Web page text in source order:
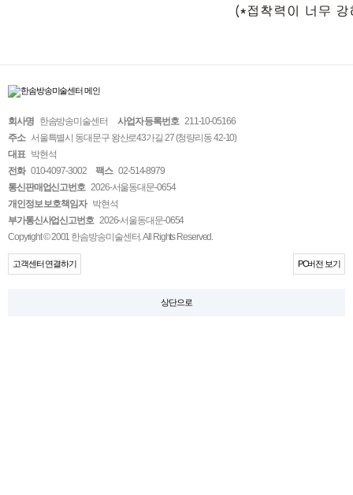
회사명 한솜방송미술센터 사업자 등록번호 211-10-05166
주소 서울특별시 동대문구 왕산로43가길 27 (청량리동 42-10)
대표 박현석
전화 010-4097-3002 팩스 02-514-8979
통신판매업신고번호 2026-서울동대문-0654
개인정보 보호책임자 박현석
부가통신사업신고번호 2026-서울동대문-0654
Copyright © 2001 한솜방송미술센터. All Rights Reserved.
고객센터 연결하기 PC버전 보기
상단으로